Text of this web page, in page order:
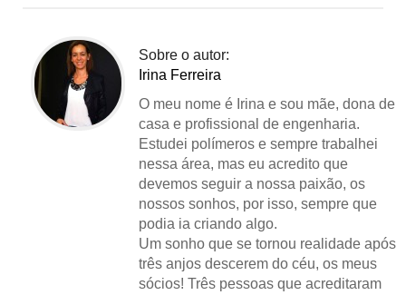
Sobre o autor:
Irina Ferreira
O meu nome é Irina e sou mãe, dona de
casa e profissional de engenharia.
Estudei polímeros e sempre trabalhei
nessa área, mas eu acredito que
devemos seguir a nossa paixão, os
nossos sonhos, por isso, sempre que
podia ia criando algo.
Um sonho que se tornou realidade após
três anjos descerem do céu, os meus
sócios! Três pessoas que acreditaram